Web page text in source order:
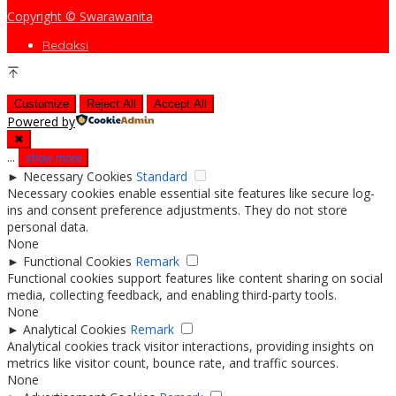
Copyright © Swarawanita
Redaksi
Customize Reject All Accept All
Powered by
✖
... show more
► Necessary Cookies Standard
Necessary cookies enable essential site features like secure log-
ins and consent preference adjustments. They do not store
personal data.
None
► Functional Cookies Remark
Functional cookies support features like content sharing on social
media, collecting feedback, and enabling third-party tools.
None
► Analytical Cookies Remark
Analytical cookies track visitor interactions, providing insights on
metrics like visitor count, bounce rate, and traffic sources.
None